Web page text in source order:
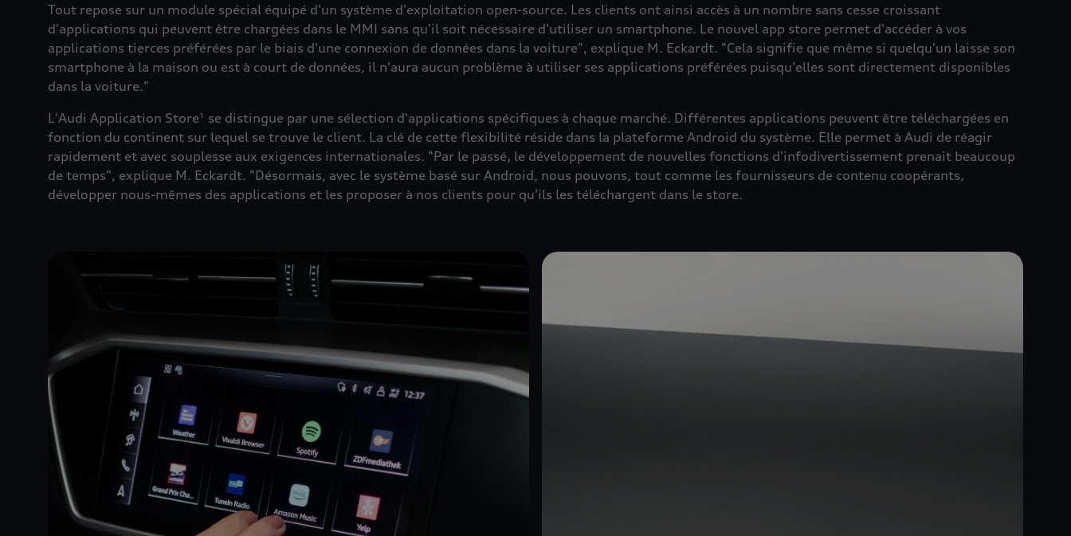
Tout repose sur un module spécial équipé d'un système d'exploitation open-source. Les clients ont ainsi accès à un nombre sans cesse croissant
d'applications qui peuvent être chargées dans le MMI sans qu'il soit nécessaire d'utiliser un smartphone. Le nouvel app store permet d'accéder à vos
applications tierces préférées par le biais d'une connexion de données dans la voiture", explique M. Eckardt. "Cela signifie que même si quelqu'un laisse son
smartphone à la maison ou est à court de données, il n'aura aucun problème à utiliser ses applications préférées puisqu'elles sont directement disponibles
dans la voiture."
L'Audi Application Store¹ se distingue par une sélection d'applications spécifiques à chaque marché. Différentes applications peuvent être téléchargées en
fonction du continent sur lequel se trouve le client. La clé de cette flexibilité réside dans la plateforme Android du système. Elle permet à Audi de réagir
rapidement et avec souplesse aux exigences internationales. "Par le passé, le développement de nouvelles fonctions d'infodivertissement prenait beaucoup
de temps", explique M. Eckardt. "Désormais, avec le système basé sur Android, nous pouvons, tout comme les fournisseurs de contenu coopérants,
développer nous-mêmes des applications et les proposer à nos clients pour qu'ils les téléchargent dans le store.